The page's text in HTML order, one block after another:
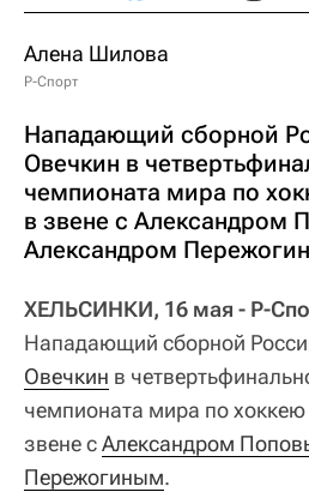
Алена Шилова
Р-Спорт
Нападающий сборной
Овечкин в
чемпионата мира по
в звене с Александром
Александром
ХЕЛЬСИНКИ, 16 мая - Р-
Нападающий сборной
Овечкин в
чемпионата мира по хоккею
звене сАлександром
Пережогиным.